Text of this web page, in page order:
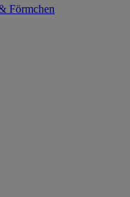
Förmchen